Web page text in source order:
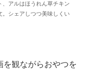
アルはほうれん草チキン
。シェアしつつ美味しくい
観ながらおやつを